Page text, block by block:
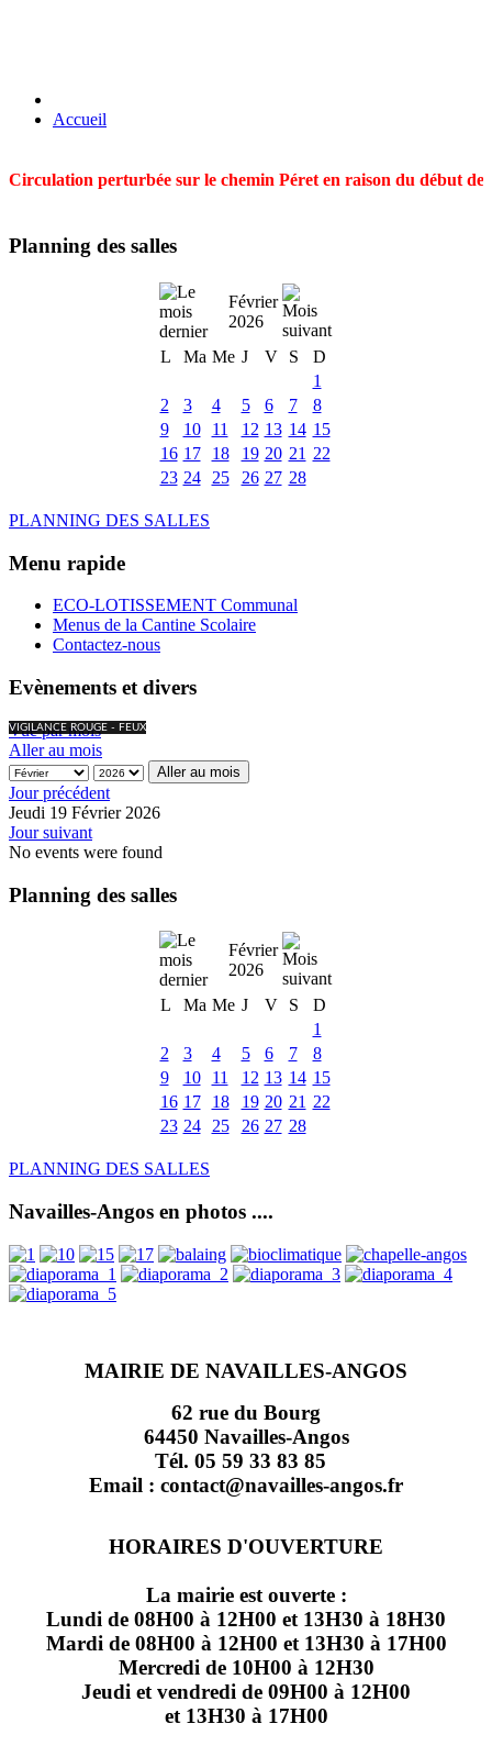
Accueil
Circulation perturbée sur le chemin Péret en raison du début
Planning des salles
Février
2026
L
Ma Me J V S
D
1
2
3 4 5 6 7
8
9
10 11 12 13 14 15
16 17 18 19 20 21 22
23 24 25 26 27 28
PLANNING DES SALLES
Menu rapide
ECO-LOTISSEMENT Communal
Menus de la Cantine Scolaire
Contactez-nous
Evènements et divers
VIGILANCE ROUGE - FEUX
Vue par mois
Aller au mois
Aller au mois
Jour précédent
Jeudi 19 Février 2026
Jour suivant
No events were found
Planning des salles
Février
2026
L
Ma Me J V S
D
1
2
3 4 5 6 7
8
9
10 11 12 13 14 15
16 17 18 19 20 21 22
23 24 25 26 27 28
PLANNING DES SALLES
Navailles-Angos en photos ....
MAIRIE DE NAVAILLES-ANGOS
62 rue du Bourg
64450 Navailles-Angos
Tél. 05 59 33 83 85
Email : contact@navailles-angos.fr
HORAIRES D'OUVERTURE
La mairie est ouverte :
Lundi de 08H00 à 12H00 et 13H30 à 18H30
Mardi de 08H00 à 12H00 et 13H30 à 17H00
Mercredi de 10H00 à 12H30
Jeudi et vendredi de 09H00 à 12H00
et 13H30 à 17H00